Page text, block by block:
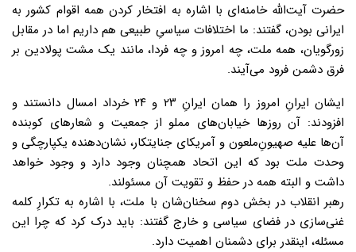
حضرت آیت‌الله خامنه‌ای با اشاره به افتخار کردن همه اقوام کشور به
ایرانی بودن، گفتند: ما اختلافات سیاسیِ طبیعی هم داریم اما در مقابل
زورگویان،‌ همه ملت، چه امروز و چه فردا،‌ مانند یک مشت پولادین بر
فرق دشمن فرود می‌آیند.
ایشان ایرانِ امروز را همان ایرانِ‌ ۲۳ و ۲۴ خرداد امسال دانستند و
افزودند: آن روزها خیابان‌های مملو از جمعیت و شعارهای کوبنده
آن‌ها علیه صهیونِ‌ملعون و آمریکای جنایتکار، ‌نشان‌دهنده یکپارچگی و
وحدت ملت بود که این اتحاد همچنان وجود دارد و وجود خواهد
داشت و البته همه در حفظ و تقویت آن مسئولند.
رهبر انقلاب در بخش دوم سخنان‌شان با ملت،‌ با اشاره به تکرارِ کلمه
غنی‌سازی در فضای سیاسی و خارج گفتند: باید درک کرد که چرا این
مسئله، اینقدر برای دشمنان اهمیت دارد.